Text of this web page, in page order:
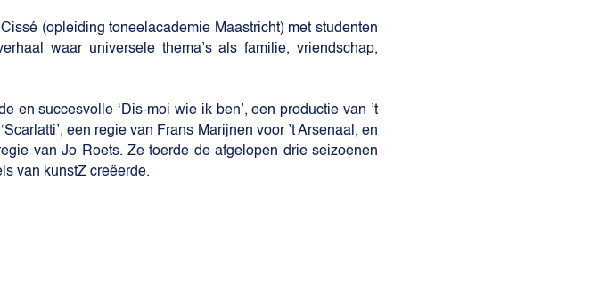
(opleiding toneelacademie Maastricht) met studenten
waar universele thema’s als familie, vriendschap,
en succesvolle ‘Dis-moi wie ik ben’, een productie van ’t
een regie van Frans Marijnen voor ’t Arsenaal, en
van Jo Roets. Ze toerde de afgelopen drie seizoenen
van kunstZ creëerde.